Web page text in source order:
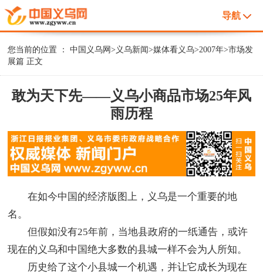
导航
您当前的位置 ：中国义乌网> 义乌新闻>媒体看义乌>2007年>市场发
展篇 正文
敢为天下先——义乌小商品市场25年风
雨历程
在如今中国的经济版图上，义乌是一个重要的地
名。
但假如没有25年前，当地县政府的一纸通告，或许
现在的义乌和中国绝大多数的县城一样不会为人所知。
历史给了这个小县城一个机遇，并让它成长为现在